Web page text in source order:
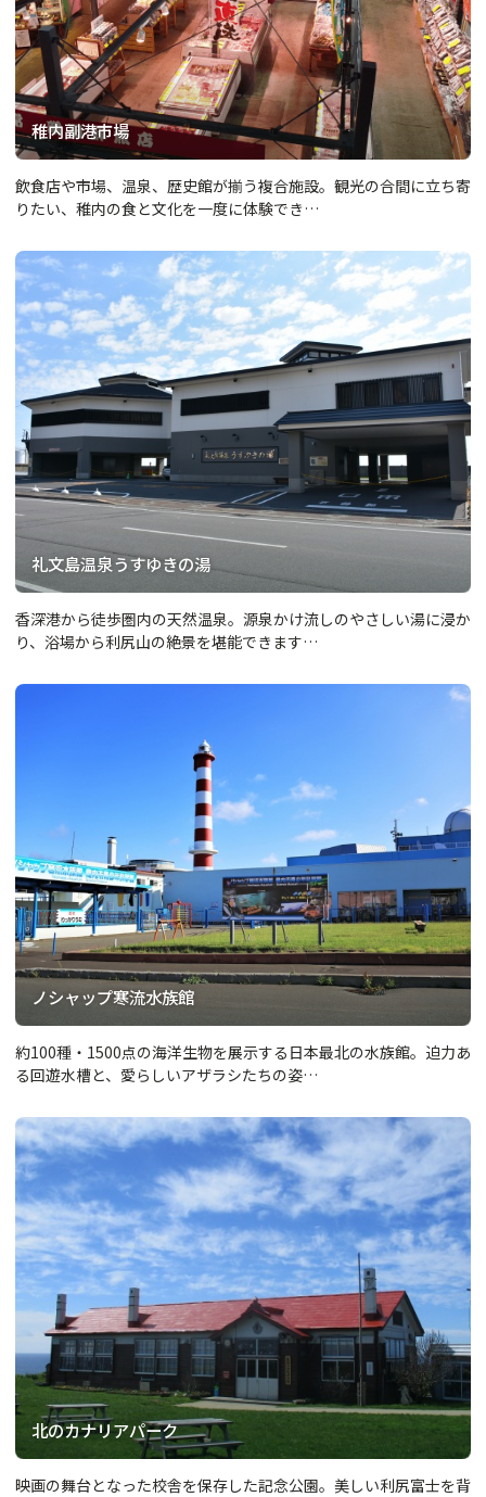
稚内副港市場
飲食店や市場、温泉、歴史館が揃う複合施設。観光の合間に立ち寄
りたい、稚内の食と文化を一度に体験でき…
礼文島温泉うすゆきの湯
香深港から徒歩圏内の天然温泉。源泉かけ流しのやさしい湯に浸か
り、浴場から利尻山の絶景を堪能できます…
ノシャップ寒流水族館
約100種・1500点の海洋生物を展示する日本最北の水族館。迫力あ
る回遊水槽と、愛らしいアザラシたちの姿…
北のカナリアパーク
映画の舞台となった校舎を保存した記念公園。美しい利尻富士を背